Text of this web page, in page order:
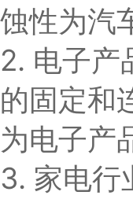
蚀性为汽
2. 电子产
的固定和
为电子产
3. 家电行